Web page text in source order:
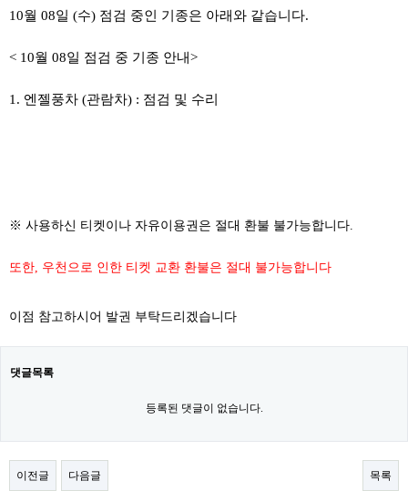
10월 08일 (수) 점검 중인 기종은 아래와 같습니다.
< 10월 08일 점검 중 기종 안내>
1. 엔젤풍차 (관람차) : 점검 및 수리
※ 사용하신 티켓이나 자유이용권은 절대 환불 불가능합니다.
또한, 우천으로 인한 티켓 교환 환불은 절대 불가능합니다
이점 참고하시어 발권 부탁드리겠습니다
댓글목록
등록된 댓글이 없습니다.
이전글 다음글 목록